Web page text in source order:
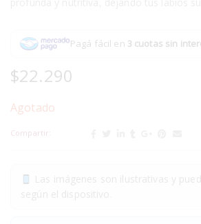
Pagá fácil en 3 cuotas sin
$22.290
Agotado
Compartir: